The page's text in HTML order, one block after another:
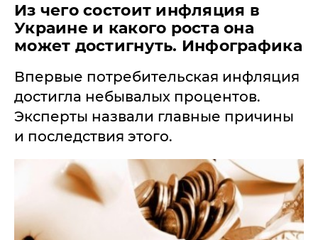
Из чего состоит инфляция в
Украине и какого роста она
может достигнуть. Инфографика
Впервые потребительская инфляция
достигла небывалых процентов.
Эксперты назвали главные причины
и последствия этого.